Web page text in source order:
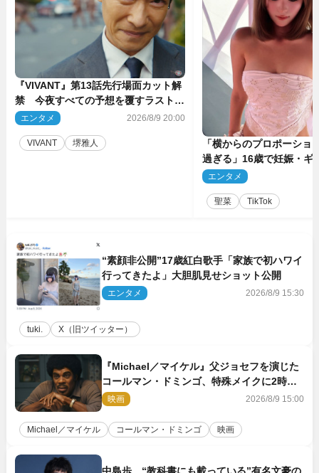
『VIVANT』第13話先行場面カット解
禁 今夜すべての予想を覆すラストシ
ーンが…
エンタメ 2026/8/9 20:00
VIVANT 堺雅人
「横からのプロポーショ
過ぎる」16歳で妊娠・ギ
ル、最新投稿にネット衝
エンタメ
聖菜 TikTok
“素顔非公開”17歳紅白歌手「家族で初ハワイ
行ってきたよ」大胆肌見せショット公開
エンタメ 2026/8/9 15:30
tuki. X（旧ツイッター）
『Michael／マイケル』父ジョセフを演じた
コールマン・ドミンゴ、特殊メイクに2時間
半かかっていた
映画 2026/8/9 15:00
Michael／マイケル コールマン・ドミンゴ 映画